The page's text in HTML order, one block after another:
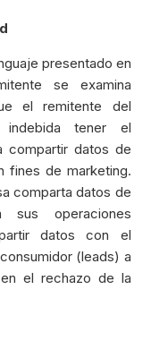
presentado en
se examina
el remitente del
tener el
compartir datos de
fines de marketing.
comparta datos de
sus operaciones
datos con el
(leads) a
el rechazo de la